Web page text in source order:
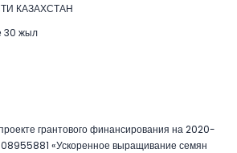
КАЗАХСТАН
30 жыл
грантового финансирования на 2020-
«Ускоренное выращивание семян